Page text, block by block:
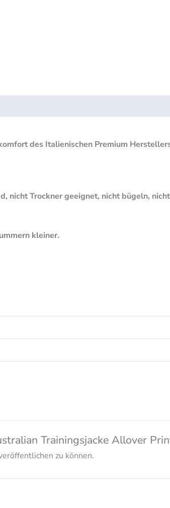
des Italienischen Premium
nicht Trockner geeignet, nicht bügeln,
kleiner.
Trainingsjacke Allover
zu können.